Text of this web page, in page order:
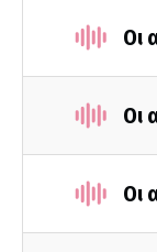
Οι
Οι
Οι